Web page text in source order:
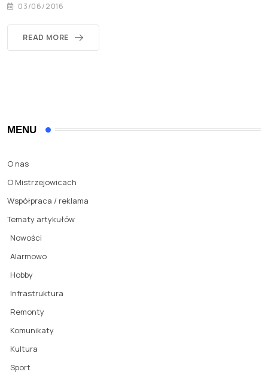
03/06/2016
READ MORE
MENU
O nas
O Mistrzejowicach
Współpraca / reklama
Tematy artykułów
Nowości
Alarmowo
Hobby
Infrastruktura
Remonty
Komunikaty
Kultura
Sport